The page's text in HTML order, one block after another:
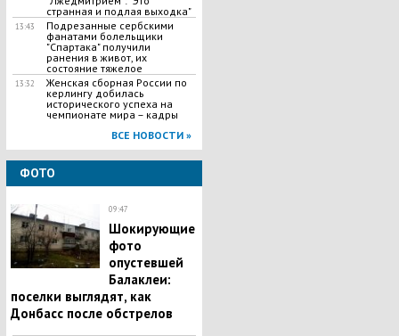
странная и подлая выходка"
13:43
Подрезанные сербскими
фанатами болельщики
"Спартака" получили
ранения в живот, их
состояние тяжелое
13:32
Женская сборная России по
керлингу добилась
исторического успеха на
чемпионате мира – кадры
ВСЕ НОВОСТИ »
ФОТО
09:47
Шокирующие
фото
опустевшей
Балаклеи:
поселки выглядят, как
Донбасс после обстрелов